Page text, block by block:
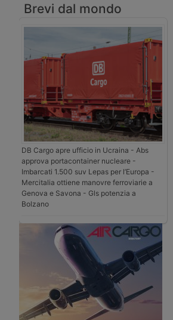
Brevi dal mondo
DB Cargo apre ufficio in Ucraina - Abs
approva portacontainer nucleare -
Imbarcati 1.500 suv Lepas per l’Europa -
Mercitalia ottiene manovre ferroviarie a
Genova e Savona - Gls potenzia a
Bolzano